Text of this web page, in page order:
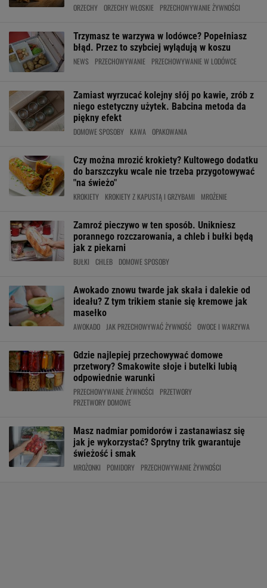
ORZECHY ORZECHY WŁOSKIE PRZECHOWYWANIE ŻYWNOŚCI
Trzymasz te warzywa w lodówce? Popełniasz
błąd. Przez to szybciej wylądują w koszu
NEWS PRZECHOWYWANIE PRZECHOWYWANIE W LODÓWCE
Zamiast wyrzucać kolejny słój po kawie, zrób z
niego estetyczny użytek. Babcina metoda da
piękny efekt
DOMOWE SPOSOBY KAWA OPAKOWANIA
Czy można mrozić krokiety? Kultowego dodatku
do barszczyku wcale nie trzeba przygotowywać
"na świeżo"
KROKIETY KROKIETY Z KAPUSTĄ I GRZYBAMI MROŻENIE
Zamroź pieczywo w ten sposób. Unikniesz
porannego rozczarowania, a chleb i bułki będą
jak z piekarni
BUŁKI CHLEB DOMOWE SPOSOBY
Awokado znowu twarde jak skała i dalekie od
ideału? Z tym trikiem stanie się kremowe jak
masełko
AWOKADO JAK PRZECHOWYWAĆ ŻYWNOŚĆ OWOCE I WARZYWA
Gdzie najlepiej przechowywać domowe
przetwory? Smakowite słoje i butelki lubią
odpowiednie warunki
PRZECHOWYWANIE ŻYWNOŚCI
PRZETWORY
PRZETWORY DOMOWE
Masz nadmiar pomidorów i zastanawiasz się
jak je wykorzystać? Sprytny trik gwarantuje
świeżość i smak
MROŻONKI POMIDORY PRZECHOWYWANIE ŻYWNOŚCI